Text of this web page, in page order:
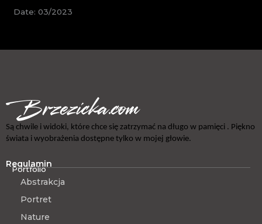
Date: 03/2023
Są chwile i widoki, które chce się zatrzymać na długo w pamięci . Piękno
świata i wyobrażenia dostępne tylko w mojej głowie.
Regulamin
Portfolio
Abstrakcja
Portret
Nature